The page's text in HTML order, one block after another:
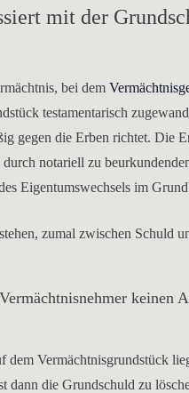
mit der
bei dem
testamentarisch
gegen die Erben richtet. Die
notariell zu
Eigentumswechsels im
zumal zwischen Schuld
keinen
Vermächtnisgrundstück
dann die Grundschuld zu